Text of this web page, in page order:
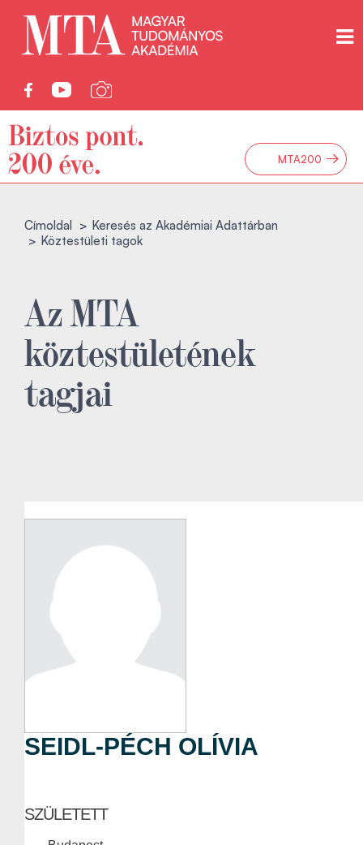
MTA200 →
Címoldal
Keresés az Akadémiai Adattárban
Köztestületi tagok
Az MTA
köztestületének
tagjai
SEIDL-PÉCH OLÍVIA
SZÜLETETT